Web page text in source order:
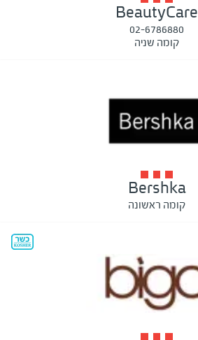
BeautyCare
02-6786880
קומה שניה
Bershka
קומה ראשונה